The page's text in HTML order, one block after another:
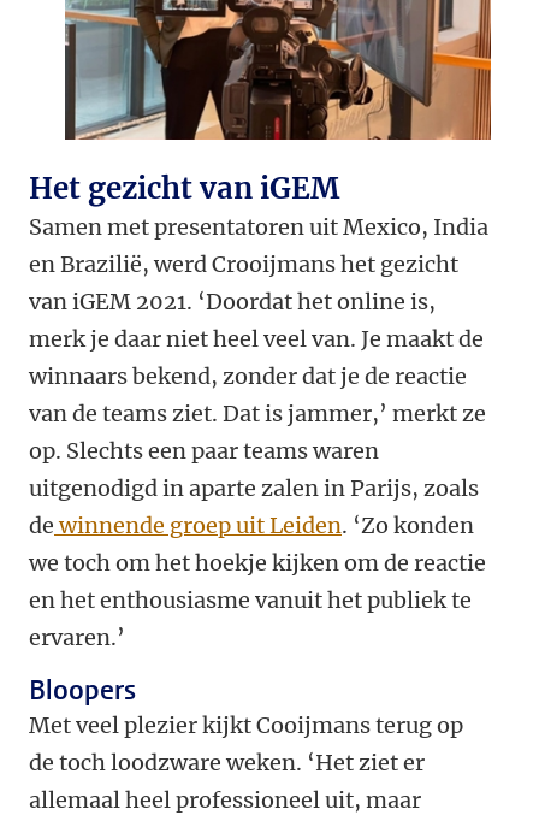
Het gezicht van iGEM
Samen met presentatoren uit Mexico, India
en Brazilië, werd Crooijmans het gezicht
van iGEM 2021. ‘Doordat het online is,
merk je daar niet heel veel van. Je maakt de
winnaars bekend, zonder dat je de reactie
van de teams ziet. Dat is jammer,’ merkt ze
op. Slechts een paar teams waren
uitgenodigd in aparte zalen in Parijs, zoals
dewinnende groep uit Leiden. ‘Zo konden
we toch om het hoekje kijken om de reactie
en het enthousiasme vanuit het publiek te
ervaren.’
Bloopers
Met veel plezier kijkt Cooijmans terug op
de toch loodzware weken. ‘Het ziet er
allemaal heel professioneel uit, maar